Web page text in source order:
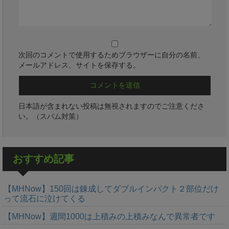
次回のコメントで使用するためブラウザーに自分の名前、
メールアドレス、サイトを保存する。
日本語が含まれない投稿は無視されますのでご注意くださ
い。（スパム対策）
おすすめ記事
【MHNow】150回は錬成してダブルインパクト２部位だけ
って流石に泣けてくる
【MHNow】週間1000は上積みの上積みなんで異常者です